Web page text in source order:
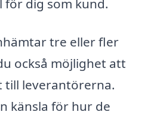
dig som kund.
tre eller fler
också möjlighet att
till leverantörerna.
känsla för hur de